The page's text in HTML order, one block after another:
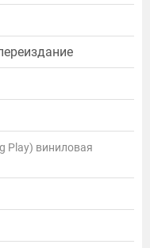
Play) виниловая